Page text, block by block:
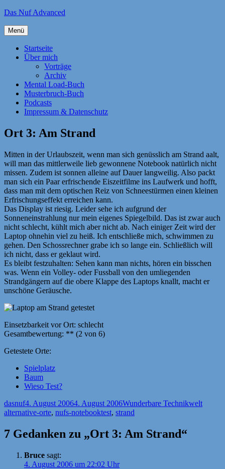
Zum
springen
Das Nuf Advanced
Menü
Startseite
Über mich
Vorträge
Archiv
Mental Load-Buch
Musterbruch-Buch
Podcasts
Impressum & Datenschutz
Ort 3: Am Strand
Mitten in der Urlaubszeit, wenn man sich genüsslich am Strand aalt,
will man das mittlerweile lieb gewonnene Notebook natürlich nicht
missen. Zudem ist sonnen alleine auf Dauer langweilig. Also packt
man sich ein Paar erfrischende Eiszeitfilme ins Laufwerk und hofft,
dass man mit dem optischen Reiz von Schneestürmen einen kleinen
Erfrischungseffekt erreichen kann.
Das Display ist riesig. Leider sehe ich aufgrund der
Sonneneinstrahlung nur mein eigenes Spiegelbild. Das ist zwar auch
nicht schlecht, kühlt mich aber nicht ab. Nach einiger Zeit wird der
Laptop ohnehin viel zu heiß. Ich entschließe mich, schwimmen zu
gehen. Den Schossrechner grabe ich so lange ein. Schließlich will
ich nicht, dass er geklaut wird.
Es bleibt festzuhalten: Sehen kann man nichts, hören ein bisschen
was. Wenn ein Volley- oder Fussball von den umliegenden
Strandgängern auf die obere Klappe des Laptops knallt, macht er
unschöne Geräusche.
Einsetzbarkeit vor Ort: schlecht
Gesamtbewertung: ** (2 von 6)
Getestete Orte:
Spielplatz
Baum
Wieso Test?
Autor
dasnufVeröffentlicht
am
4. August 20064. August 2006Kategorien
Wunderbare Technikwelt
alternative-orte, nufs-notebooktest, strand
7 Gedanken zu „Ort 3: Am Strand“
Bruce sagt:
4. August 2006 um 22:02 Uhr